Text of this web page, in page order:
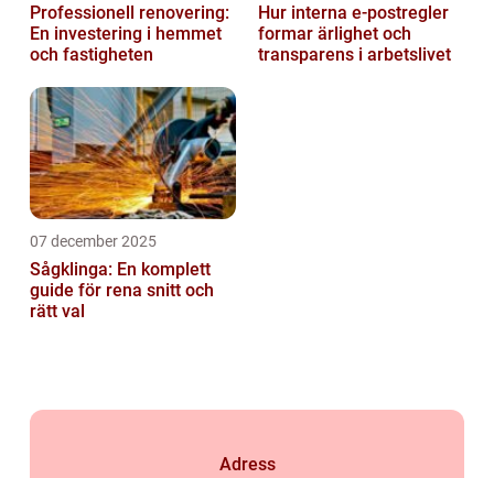
Professionell renovering:
En investering i hemmet
och fastigheten
Hur interna e-postregler
formar ärlighet och
transparens i arbetslivet
07 december 2025
Sågklinga: En komplett
guide för rena snitt och
rätt val
Adress